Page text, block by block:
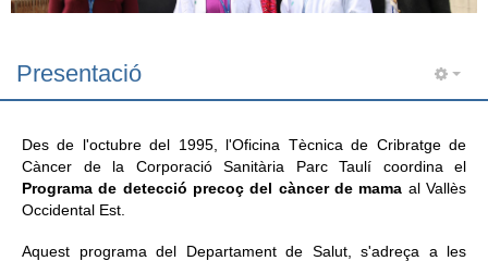
Informació corporativa
Àrea personal
Seu electrònica
Com arribar i contacte
Presentació
Des de l'octubre del 1995, l'Oficina Tècnica de Cribratge de
Càncer de la Corporació Sanitària Parc Taulí coordina el
Programa de detecció precoç del càncer de mama al Vallès
Occidental Est.
Aquest programa del Departament de Salut, s'adreça a les